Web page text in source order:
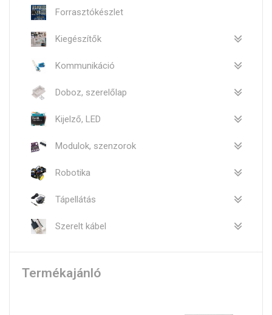
Forrasztókészlet
Kiegészítők
Kommunikáció
Doboz, szerelőlap
Kijelző, LED
Modulok, szenzorok
Robotika
Tápellátás
Szerelt kábel
Termékajánló